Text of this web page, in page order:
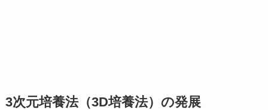
3次元培養法（3D培養法）の発展